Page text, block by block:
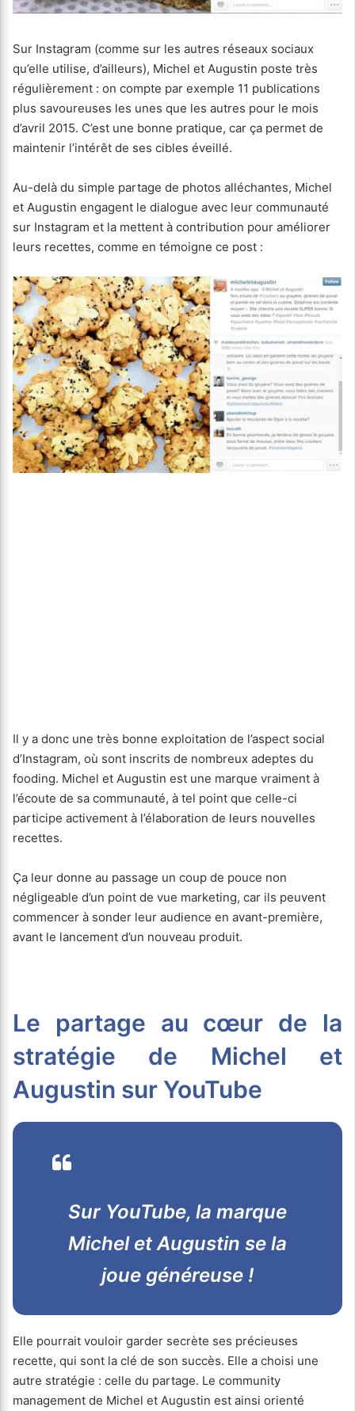
Sur Instagram (comme sur les autres réseaux sociaux
qu’elle utilise, d’ailleurs), Michel et Augustin poste très
régulièrement : on compte par exemple 11 publications
plus savoureuses les unes que les autres pour le mois
d’avril 2015. C’est une bonne pratique, car ça permet de
maintenir l’intérêt de ses cibles éveillé.
Au-delà du simple partage de photos alléchantes, Michel
et Augustin engagent le dialogue avec leur communauté
sur Instagram et la mettent à contribution pour améliorer
leurs recettes, comme en témoigne ce post :
Il y a donc une très bonne exploitation de l’aspect social
d’Instagram, où sont inscrits de nombreux adeptes du
fooding. Michel et Augustin est une marque vraiment à
l’écoute de sa communauté, à tel point que celle-ci
participe activement à l’élaboration de leurs nouvelles
recettes.
Ça leur donne au passage un coup de pouce non
négligeable d’un point de vue marketing, car ils peuvent
commencer à sonder leur audience en avant-première,
avant le lancement d’un nouveau produit.
Le partage au cœur de la
stratégie de Michel et
Augustin sur YouTube
Sur YouTube, la marque
Michel et Augustin se la
joue généreuse !
Elle pourrait vouloir garder secrète ses précieuses
recette, qui sont la clé de son succès. Elle a choisi une
autre stratégie : celle du partage. Le community
management de Michel et Augustin est ainsi orienté